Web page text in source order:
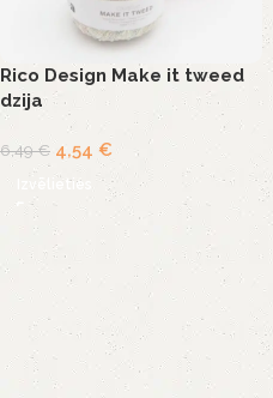
Rico Design Make it tweed
dzija
6,49€ 4,54 €
Izvēlieties